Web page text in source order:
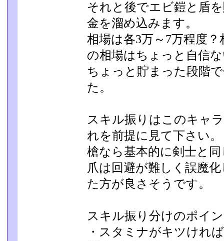
それと後でエビ鎧と盾
金を溜め込みます。
相場は各3万～7万程度
の相場はちょっと自信
ちょっと貯まった段階
た。
スキル振りはこのキャ
れを前提に見て下さい。
槍なら基本的に剣士と
爪は回避が難しく誤魔
た方が良さそうです。
スキル振り分けのポイ
・スタミナがキツけれ